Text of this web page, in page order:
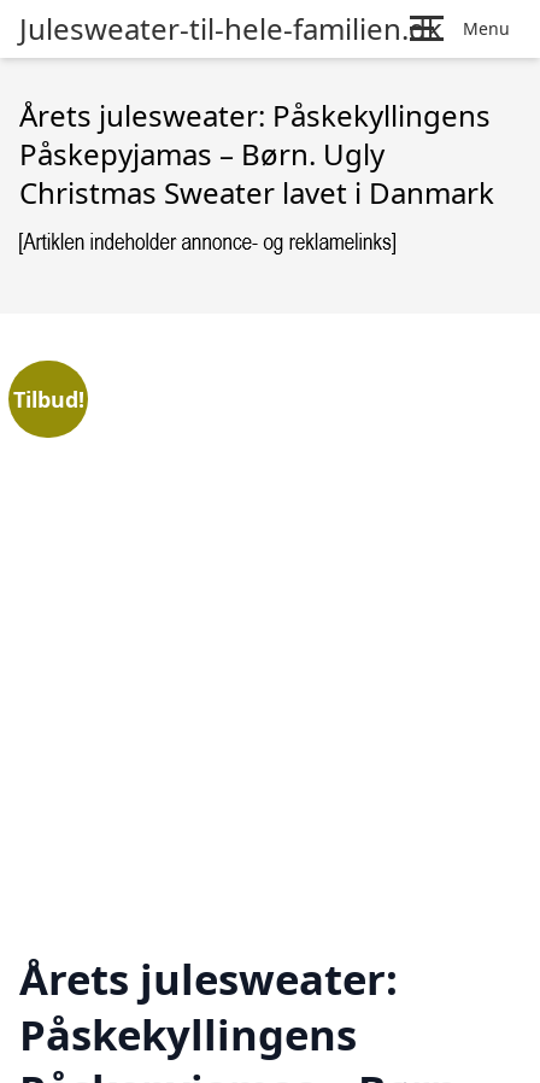
Julesweater-til-hele-familien.dk Menu
Årets julesweater: Påskekyllingens
Påskepyjamas – Børn. Ugly
Christmas Sweater lavet i Danmark
Tilbud!
Årets julesweater:
Påskekyllingens